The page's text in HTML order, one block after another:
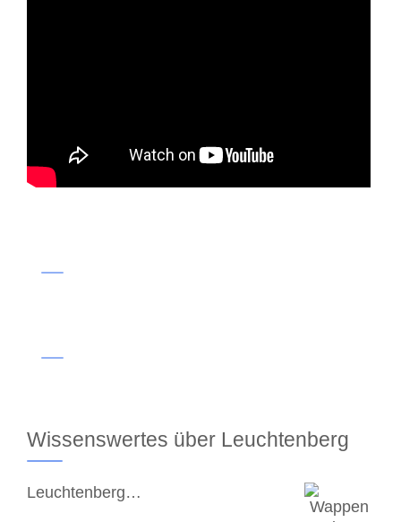
Wissenswertes über Leuchtenberg
Leuchtenberg…